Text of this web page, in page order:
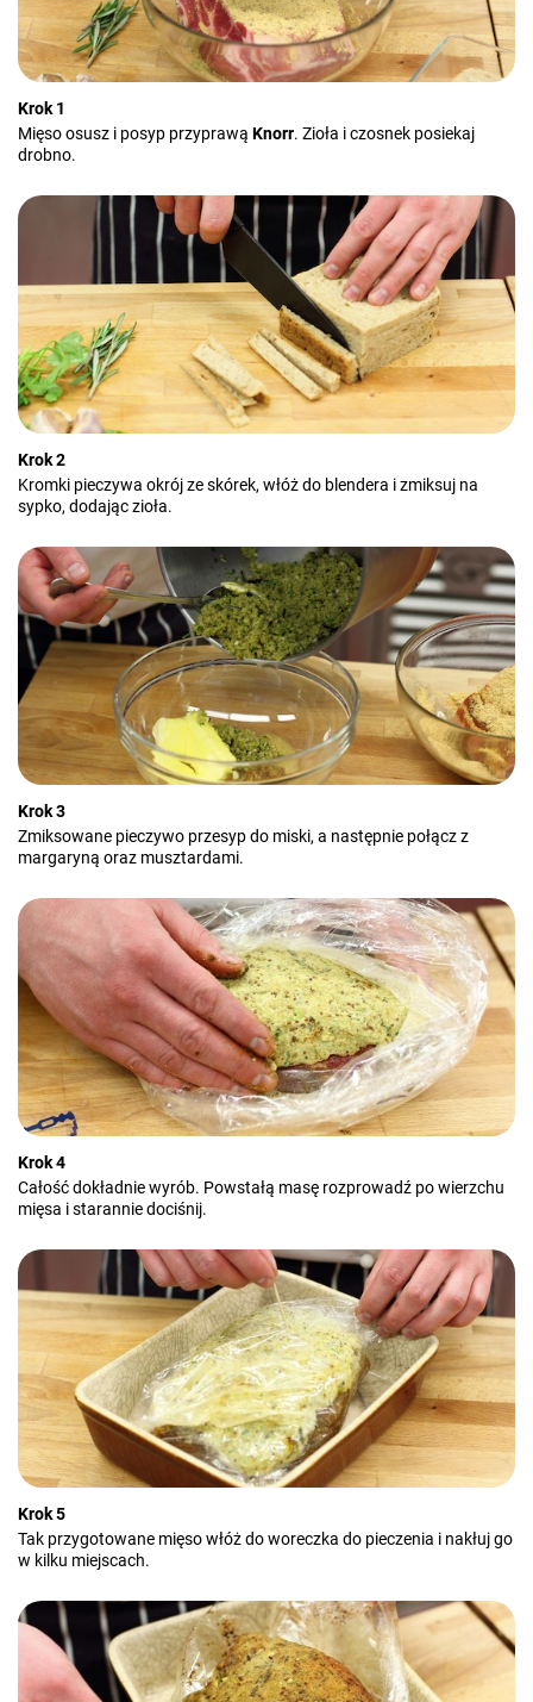
Krok 1
Mięso osusz i posyp przyprawą Knorr. Zioła i czosnek posiekaj
drobno.
Krok 2
Kromki pieczywa okrój ze skórek, włóż do blendera i zmiksuj na
sypko, dodając zioła.
Krok 3
Zmiksowane pieczywo przesyp do miski, a następnie połącz z
margaryną oraz musztardami.
Krok 4
Całość dokładnie wyrób. Powstałą masę rozprowadź po wierzchu
mięsa i starannie dociśnij.
Krok 5
Tak przygotowane mięso włóż do woreczka do pieczenia i nakłuj go
w kilku miejscach.